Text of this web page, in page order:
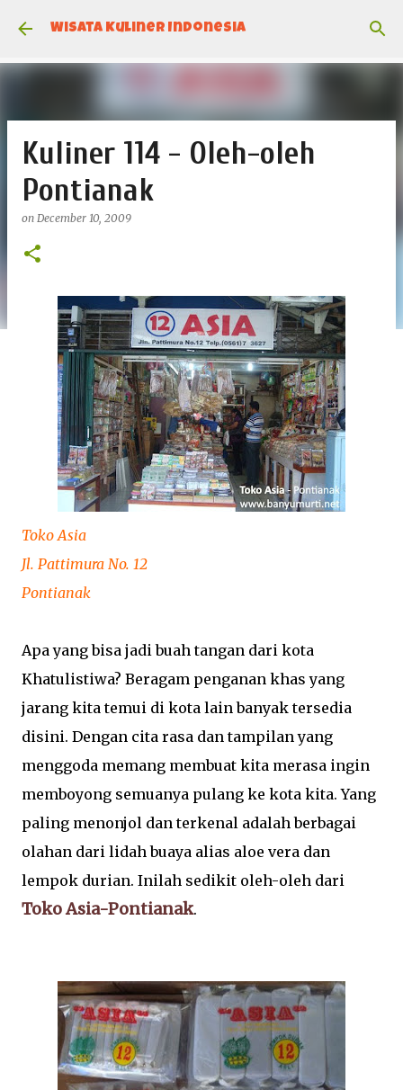
Skip to main content
Wisata Kuliner Indonesia
Kuliner 114 - Oleh-oleh
Pontianak
on December 10, 2009
Toko Asia
Jl. Pattimura No. 12
Pontianak
Apa yang bisa jadi buah tangan dari kota
Khatulistiwa? Beragam penganan khas yang
jarang kita temui di kota lain banyak tersedia
disini. Dengan cita rasa dan tampilan yang
menggoda memang membuat kita merasa ingin
memboyong semuanya pulang ke kota kita. Yang
paling menonjol dan terkenal adalah berbagai
olahan dari lidah buaya alias aloe vera dan
lempok durian. Inilah sedikit oleh-oleh dari
Toko Asia-Pontianak.